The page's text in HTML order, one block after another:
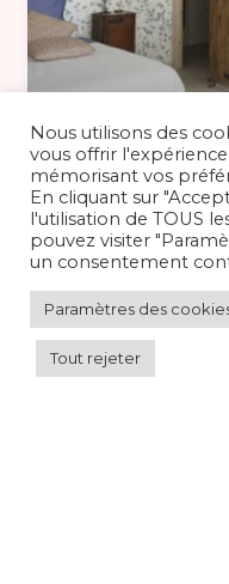
80 €/nuit
Studio 2
Gard
Appartement dans
Nous utilisons des
vous offrir
mémorisant vos
En cliquant sur
l'utilisation de TOUS
pouvez visiter
un consentement
Paramètres des
Tout rejeter